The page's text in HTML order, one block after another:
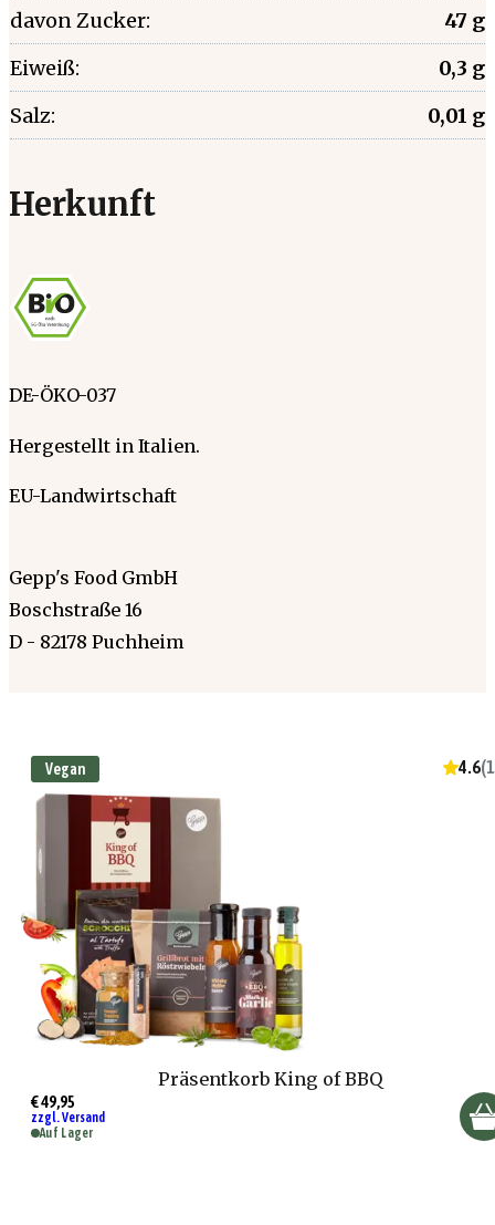
davon Zucker:
47 g
Eiweiß:
0,3 g
Salz:
0,01 g
Herkunft
DE-ÖKO-037
Hergestellt in Italien.
EU-Landwirtschaft
Gepp's Food GmbH
Boschstraße 16
D - 82178 Puchheim
Vegan 4.6(
Präsentkorb King of BBQ
€ 49,95
zzgl. Versand
Auf Lager